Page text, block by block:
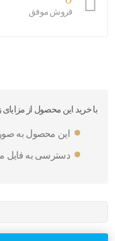
فروش موفق
با خرید این محصول از
این محصول به
دسترسی به فایل